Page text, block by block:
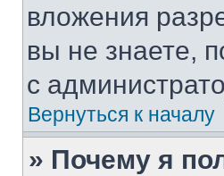
вложения
вы не знаете,
с
Вернуться к началу
» Почему я